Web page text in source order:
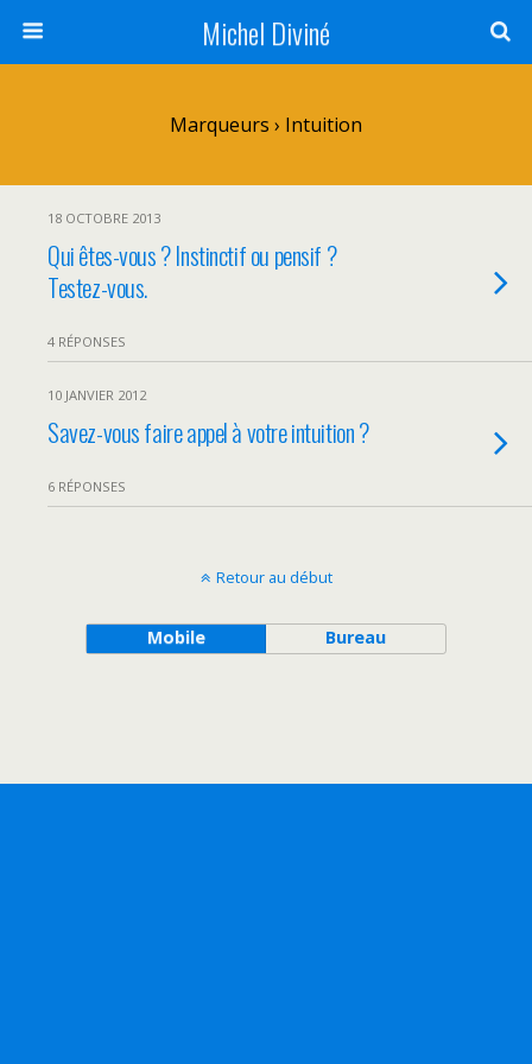
Michel Diviné
Marqueurs › Intuition
18 OCTOBRE 2013
Qui êtes-vous ? Instinctif ou pensif ?
Testez-vous.
4 RÉPONSES
10 JANVIER 2012
Savez-vous faire appel à votre intuition ?
6 RÉPONSES
Retour au début
Mobile Bureau